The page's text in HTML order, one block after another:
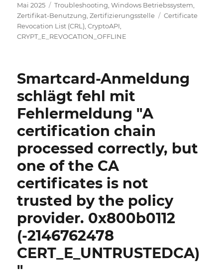
Veröffentlicht
am
Mai 2025 Kategorien
Troubleshooting,Windows Betriebssystem,
Zertifikat-Benutzung,Zertifizierungsstelle Schlagwörter
Certificate
Revocation List (CRL),CryptoAPI,
CRYPT_E_REVOCATION_OFFLINE
Smartcard-Anmeldung
schlägt fehl mit
Fehlermeldung "A
certification chain
processed correctly, but
one of the CA
certificates is not
trusted by the policy
provider. 0x800b0112
(-2146762478
CERT_E_UNTRUSTEDCA)
"